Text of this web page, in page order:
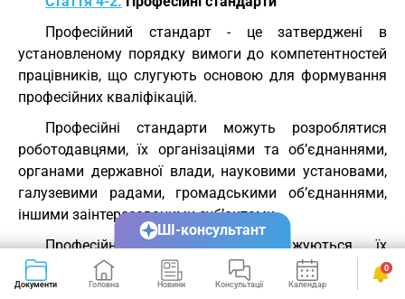
Професійний стандарт - це затверджені в
установленому порядку вимоги до компетентностей
працівників, що слугують основою для формування
професійних кваліфікацій.
Професійні стандарти можуть розроблятися
роботодавцями, їх організаціями та об’єднаннями,
органами державної влади, науковими установами,
галузевими радами, громадськими об’єднаннями,
іншими заінтересованими суб’єктами.
Професійні стандарти затверджуються їх
розробниками.
Документи Головна Новини Консультації Календар Сервіси
0
ШІ-консультант